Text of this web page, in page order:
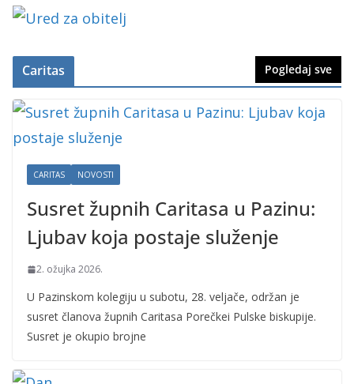
Caritas Pogledaj sve
CARITAS NOVOSTI
Susret župnih Caritasa u Pazinu:
Ljubav koja postaje služenje
2. ožujka 2026.
U Pazinskom kolegiju u subotu, 28. veljače, održan je
susret članova župnih Caritasa Porečkei Pulske biskupije.
Susret je okupio brojne